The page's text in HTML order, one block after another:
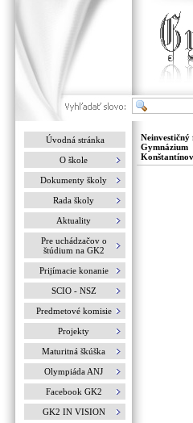
Úvodná stránka
O škole
Dokumenty školy
Rada školy
Aktuality
Pre uchádzačov o
štúdium na GK2
Prijímacie konanie
SCIO - NSZ
Predmetové komisie
Projekty
Maturitná škúška
Olympiáda ANJ
Facebook GK2
GK2 IN VISION
Neinvestičný
Gymnázium